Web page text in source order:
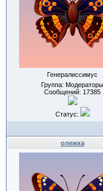
Генералиссимус
Группа: Модераторы
Сообщений: 17385
Статус:
олежка